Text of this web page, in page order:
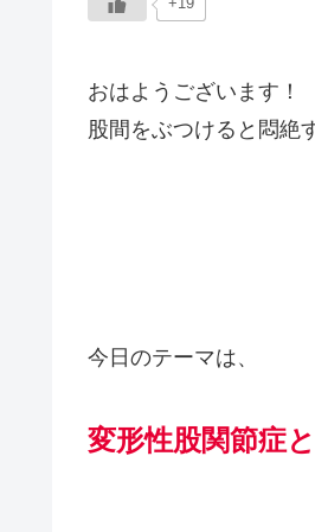
おはようございます！
股間をぶつけると悶絶
今日のテーマは、
変形性股関節症